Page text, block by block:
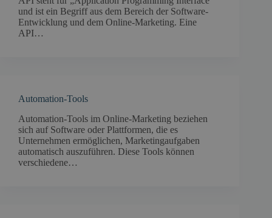
und ist ein Begriff aus dem Bereich der Software-
Entwicklung und dem Online-Marketing. Eine
API…
Automation-Tools
Automation-Tools im Online-Marketing beziehen
sich auf Software oder Plattformen, die es
Unternehmen ermöglichen, Marketingaufgaben
automatisch auszuführen. Diese Tools können
verschiedene…